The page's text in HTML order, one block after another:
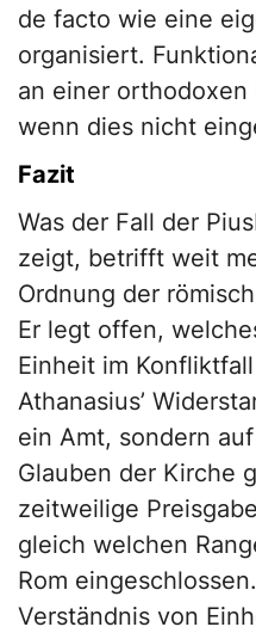
de facto wie eine
organisiert.
an einer orthodoxen
wenn dies nicht
Fazit
Was der Fall der
zeigt, betrifft weit
Ordnung der
Er legt offen,
Einheit im
Athanasius’
ein Amt, sondern
Glauben der Kirche
zeitweilige
gleich welchen
Rom
Verständnis von